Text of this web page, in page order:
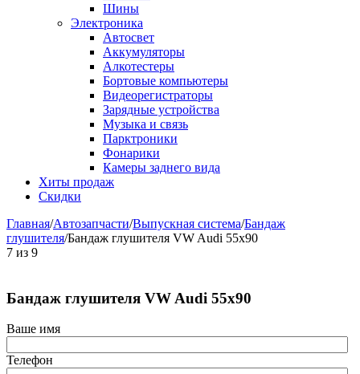
Шины
Электроника
Автосвет
Аккумуляторы
Алкотестеры
Бортовые компьютеры
Видеорегистраторы
Зарядные устройства
Музыка и связь
Парктроники
Фонарики
Камеры заднего вида
Хиты продаж
Скидки
Главная/Автозапчасти/Выпускная система/Бандаж
глушителя/Бандаж глушителя VW Audi 55x90
7 из 9
Бандаж глушителя VW Audi 55x90
Ваше имя
Телефон